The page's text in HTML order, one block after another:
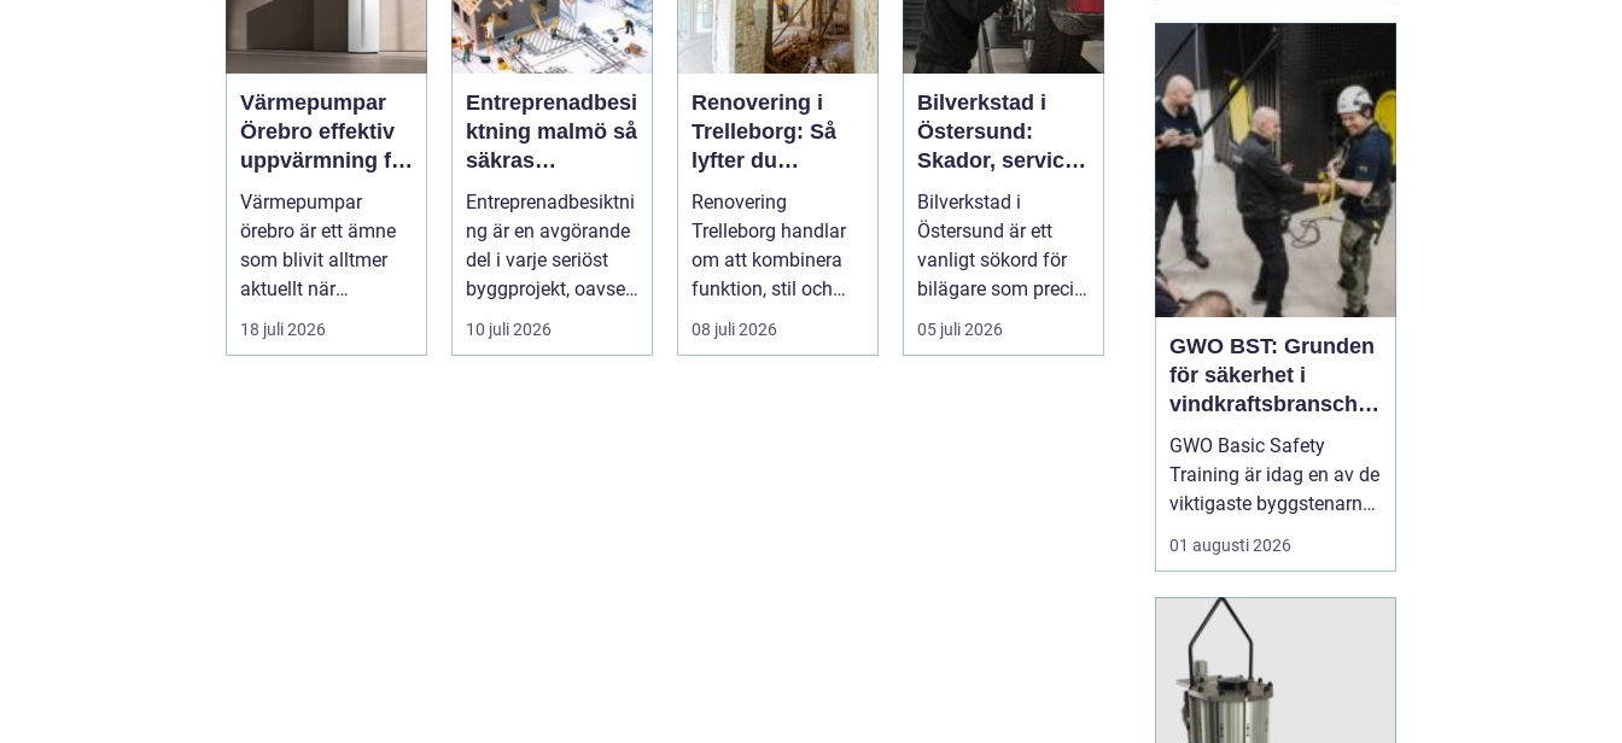
Värmepumpar
Örebro effektiv
uppvärmning för
hus och
fastigheter
Värmepumpar
örebro är ett ämne
som blivit alltmer
aktuellt när
energipriser stiger
och fler vill sän...
18 juli 2026
Entreprenadbesi
ktning malmö så
säkras
kvaliteten i
byggprojekt
Entreprenadbesiktni
ng är en avgörande
del i varje seriöst
byggprojekt, oavsett
om det handlar om
en ...
10 juli 2026
Renovering i
Trelleborg: Så
lyfter du
hemmet på ett
smart sätt
Renovering
Trelleborg handlar
om att kombinera
funktion, stil och
långsiktig ekonomi i
samma p...
08 juli 2026
Bilverkstad i
Östersund:
Skador, service
och smarta val
för din bil
Bilverkstad i
Östersund är ett
vanligt sökord för
bilägare som precis
f&ari...
05 juli 2026
möts. I takt med att
kraven på hållbara
lösningar och hög
produktionssäkerhet ö...
GWO BST: Grunden
för säkerhet i
vindkraftsbransche
n
GWO Basic Safety
Training är idag en av de
viktigaste byggstenarna
för alla som vill arbeta
professionellt inom
skapar en gemensam
säkerhetsnivå i en
bransch där jobbet ofta
sker långt frå...
01 augusti 2026